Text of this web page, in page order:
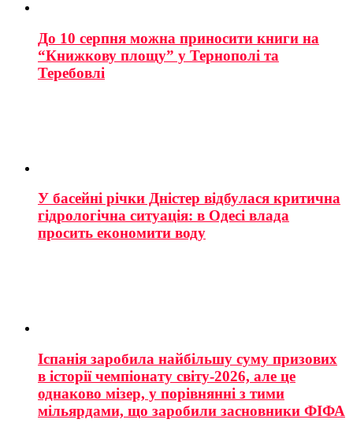
До 10 серпня можна приносити книги на
“Книжкову площу” у Тернополі та
Теребовлі
У басейні річки Дністер відбулася критична
гідрологічна ситуація: в Одесі влада
просить економити воду
Іспанія заробила найбільшу суму призових
в історії чемпіонату світу-2026, але це
однаково мізер, у порівнянні з тими
мільярдами, що заробили засновники ФІФА